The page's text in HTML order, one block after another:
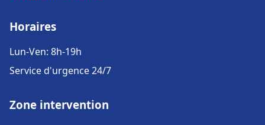
Horaires
Lun-Ven: 8h-19h
Service d'urgence 24/7
Zone intervention